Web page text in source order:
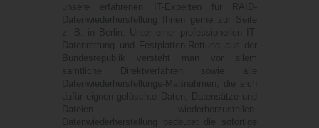
unsere erfahrenen IT-Experten für RAID-
Datenwiederherstellung Ihnen gerne zur Seite
z. B. in
Berlin
. Unter einer professionellen IT-
Datenrettung und Festplatten-Rettung aus der
Bundesrepublik versteht man vor allem
sämtliche Direktverfahren sowie alle
Datenwiederherstellungs-Maßnahmen, die sich
dafür eignen gelöschte Daten, Datensätze und
Dateien wiederherzustellen.
Datenwiederherstellung bedeutet die sofortige